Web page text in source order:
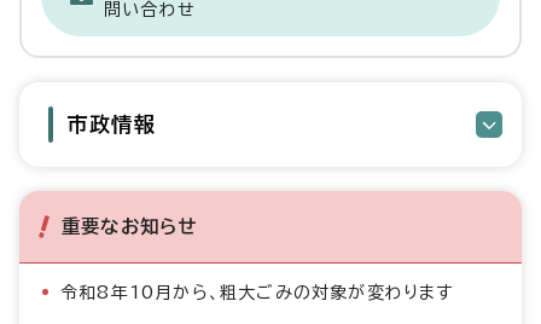
問い合わせ
市政情報
重要なお知らせ
令和8年10月から、粗大ごみの対象が変わります